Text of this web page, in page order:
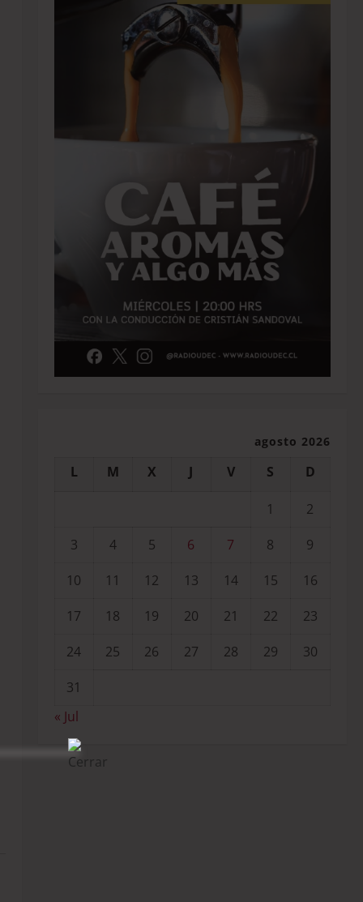
agosto 2026
L M X J V S D
1
2
3
4 5 6 7 8
9
10
11 12 13 14 15
16
17
18 19 20 21 22
23
24
25 26 27 28 29
30
31
« Jul